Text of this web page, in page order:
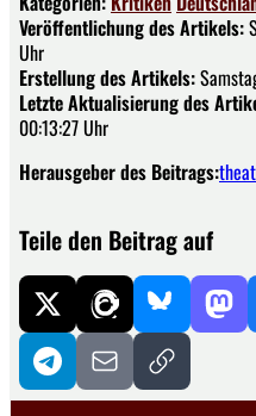
Veröffentlichung des Artikels:
Uhr
Erstellung des Artikels:
Letzte Aktualisierung des
00:13:27 Uhr
Herausgeber des Beitrags:
Teile den Beitrag auf